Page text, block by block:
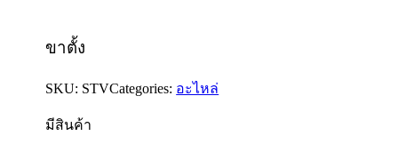
ขาตั้ง
SKU: STVCategories: อะไหล่
มีสินค้า